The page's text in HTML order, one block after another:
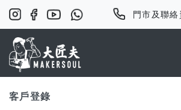
門市及聯絡
客戶登錄